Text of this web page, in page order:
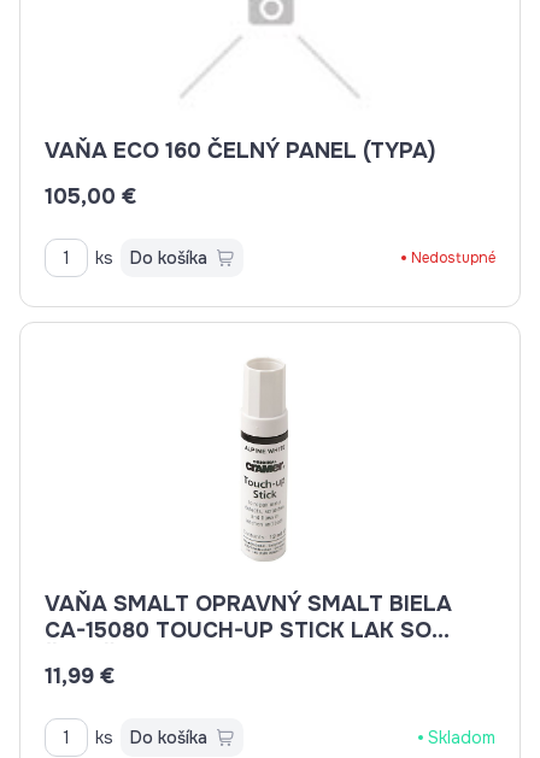
VAŇA ECO 160 ČELNÝ PANEL (TYPA)
105,00 €
ks Do košíka Nedostupné
VAŇA SMALT OPRAVNÝ SMALT BIELA
CA-15080 TOUCH-UP STICK LAK SO
11,99 €
ks Do košíka Skladom